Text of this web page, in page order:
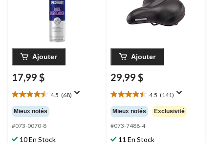
Ajouter
17,99 $
4.5 (68)
4.5
étoile(s)
sur
5.
68
Mieux notés
#073-0070-8
10 En Stock
Ajouter
29,99 $
4.5 (141)
4.5
étoile(s)
sur
5.
141
Mieux notés Exclusivité
#073-7488-4
11 En Stock